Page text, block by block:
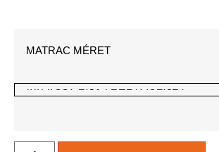
MATRAC MÉRET